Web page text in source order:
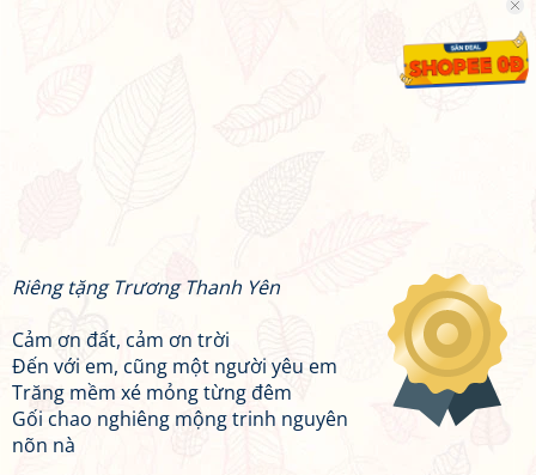
Riêng tặng Trương Thanh Yên
Cảm ơn đất, cảm ơn trời
Đến với em, cũng một người yêu em
Trăng mềm xé mỏng từng đêm
Gối chao nghiêng mộng trinh nguyên
nõn nà